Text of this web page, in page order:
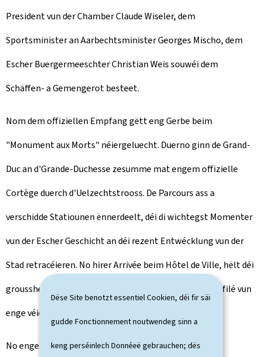
Dëse Site benotzt essentiel Cookien, déi fir säi
gudde Fonctionnement noutwendeg sinn a
keng perséinlech Donnéeë gebrauchen; dës
President vun der Chamber Claude Wiseler, dem
Sportsminister an Aarbechtsminister Georges Mischo, dem
Escher Buergermeeschter Christian Weis souwéi dem
Schäffen- a Gemengerot besteet.
Nom dem offiziellen Empfang gëtt eng Gerbe beim
"Monument aux Morts" néiergeluecht. Duerno ginn de Grand-
Duc an d'Grande-Duchesse zesumme mat engem offizielle
Cortège duerch d'Uelzechtstrooss. De Parcours ass a
verschidde Statiounen ënnerdeelt, déi di wichtegst Momenter
vun der Escher Geschicht an déi rezent Entwécklung vun der
Stad retracéieren. No hirer Arrivée beim Hôtel de Ville, hëlt déi
groussherzoglech Koppel Plaz op der Tribün fir um Defilé vun
enge véierzeg Escher Veräiner deelzehuelen.
No enger Receptioun, déi vun der Stad Esch-Uelzecht